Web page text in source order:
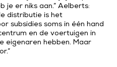
je er niks aan.” Aelberts:
distributie is het
subsidies soms in één hand
en de voertuigen in
eigenaren hebben. Maar